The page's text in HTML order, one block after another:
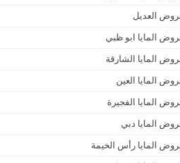
العديل
المايا ابو ظبي
المايا الشارقة
المايا العين
المايا الفجيرة
المايا دبي
المايا رأس الخيمة